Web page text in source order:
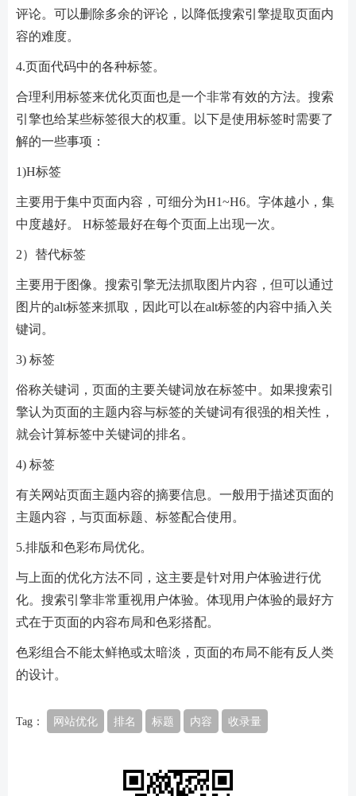
评论。可以删除多余的评论，以降低搜索引擎提取页面内
容的难度。
4.页面代码中的各种标签。
合理利用标签来优化页面也是一个非常有效的方法。搜索
引擎也给某些标签很大的权重。以下是使用标签时需要了
解的一些事项：
1)H标签
主要用于集中页面内容，可细分为H1~H6。字体越小，集
中度越好。 H标签最好在每个页面上出现一次。
2）替代标签
主要用于图像。搜索引擎无法抓取图片内容，但可以通过
图片的alt标签来抓取，因此可以在alt标签的内容中插入关
键词。
3) 标签
俗称关键词，页面的主要关键词放在标签中。如果搜索引
擎认为页面的主题内容与标签的关键词有很强的相关性，
就会计算标签中关键词的排名。
4) 标签
有关网站页面主题内容的摘要信息。一般用于描述页面的
主题内容，与页面标题、标签配合使用。
5.排版和色彩布局优化。
与上面的优化方法不同，这主要是针对用户体验进行优
化。搜索引擎非常重视用户体验。体现用户体验的最好方
式在于页面的内容布局和色彩搭配。
色彩组合不能太鲜艳或太暗淡，页面的布局不能有反人类
的设计。
Tag： 网站优化 排名 标题 内容 收录量